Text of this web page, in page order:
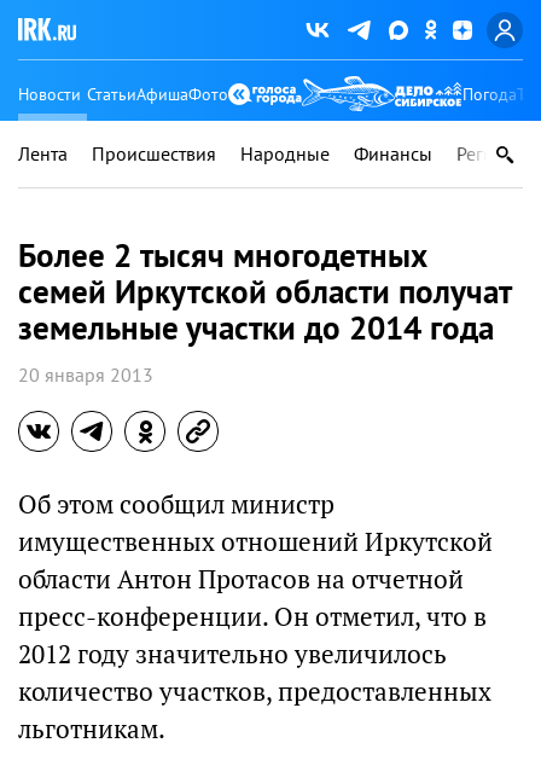
Новости СтатьиАфишаФото Погода
Лента Происшествия Народные Финансы Регионы
Более 2 тысяч многодетных
семей Иркутской области получат
земельные участки до 2014 года
20 января 2013
Об этом сообщил министр
имущественных отношений Иркутской
области Антон Протасов на отчетной
пресс-конференции. Он отметил, что в
2012 году значительно увеличилось
количество участков, предоставленных
льготникам.